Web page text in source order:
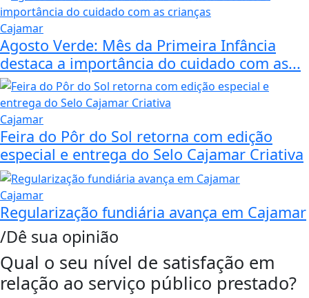
Cajamar
Agosto Verde: Mês da Primeira Infância
destaca a importância do cuidado com as...
Cajamar
Feira do Pôr do Sol retorna com edição
especial e entrega do Selo Cajamar Criativa
Cajamar
Regularização fundiária avança em Cajamar
/Dê sua opinião
Qual o seu nível de satisfação em
relação ao serviço público prestado?